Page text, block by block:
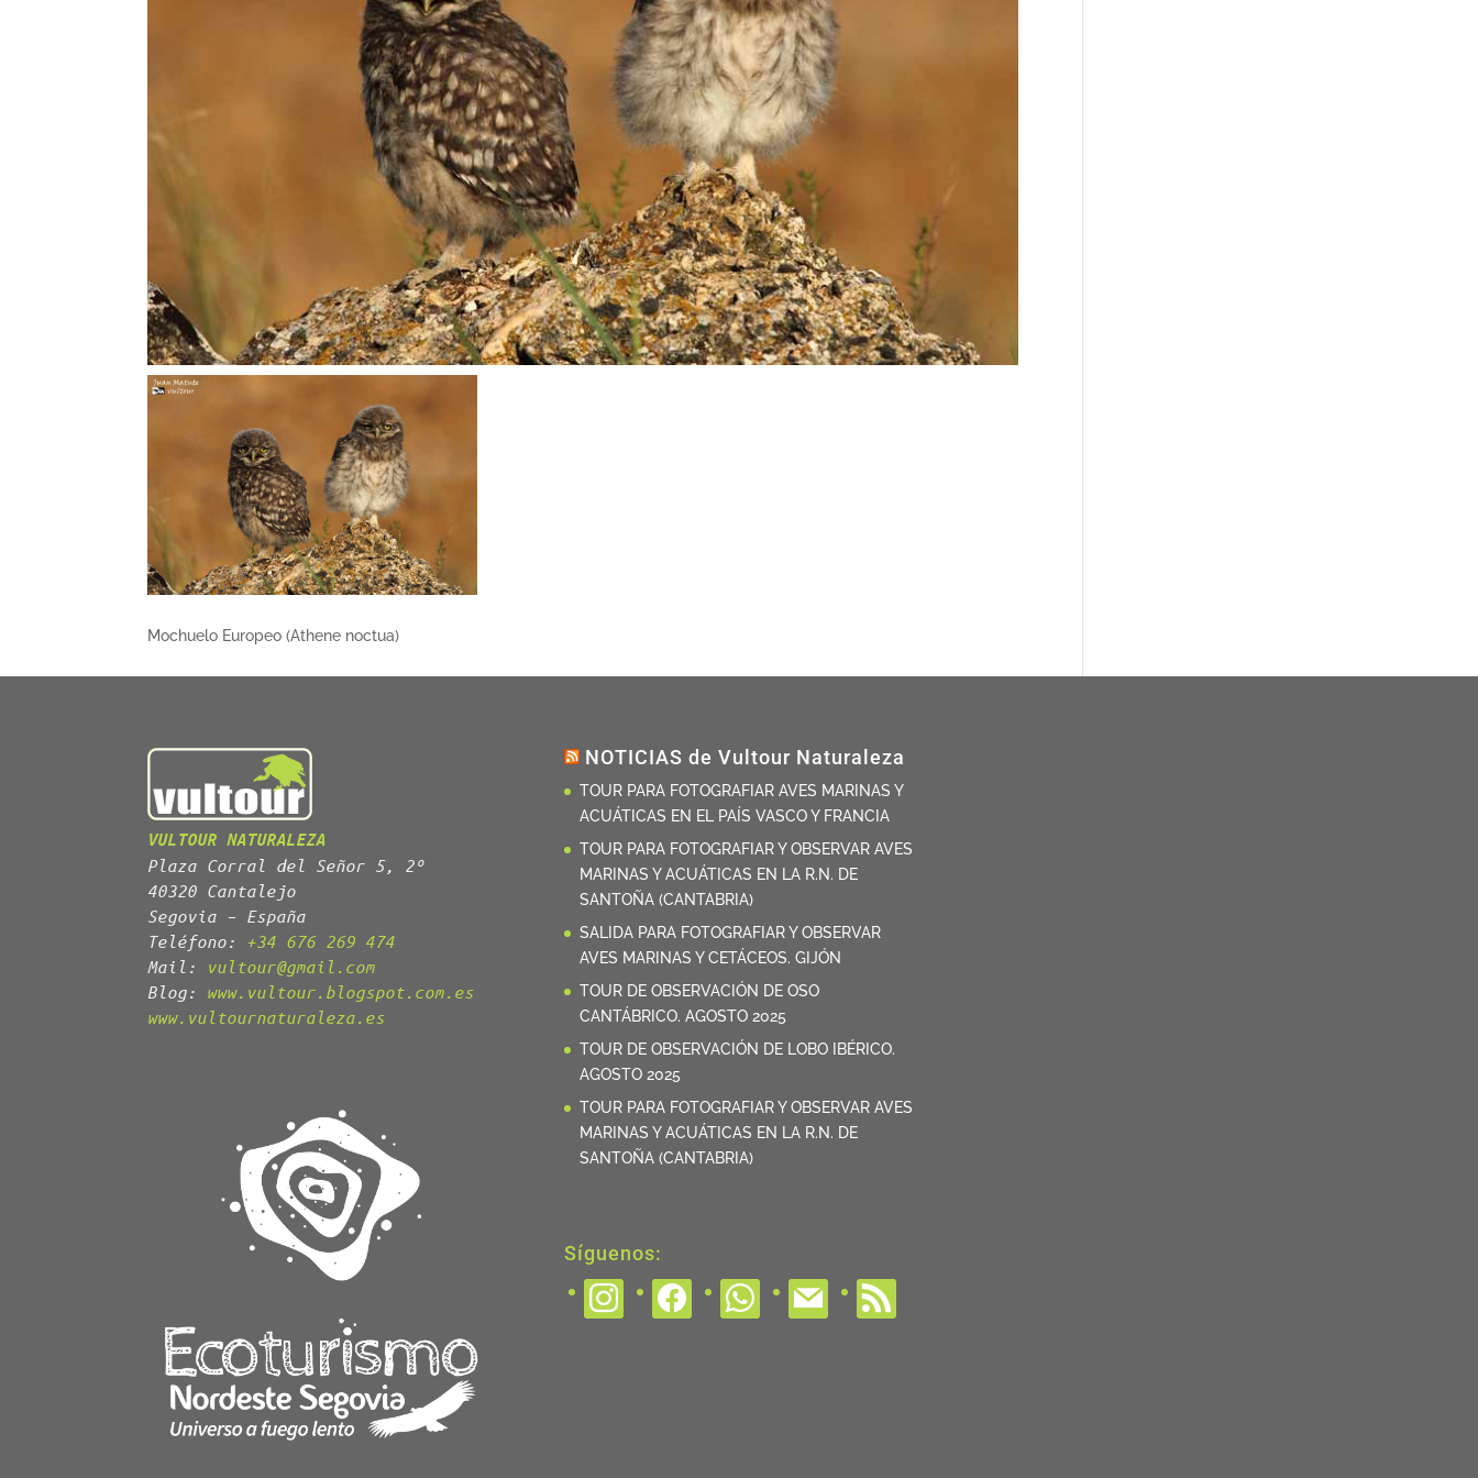
Mochuelo Europeo (Athene noctua)
VULTOUR NATURALEZA
Plaza Corral del Señor 5, 2º
40320 Cantalejo
Segovia – España
Teléfono: +34 676 269 474
Mail: vultour@gmail.com
Blog: www.vultour.blogspot.com.es
www.vultournaturaleza.es
NOTICIAS de Vultour Naturaleza
TOUR PARA FOTOGRAFIAR AVES MARINAS Y
ACUÁTICAS EN EL PAÍS VASCO Y FRANCIA
TOUR PARA FOTOGRAFIAR Y OBSERVAR AVES
MARINAS Y ACUÁTICAS EN LA R.N. DE
SANTOÑA (CANTABRIA)
SALIDA PARA FOTOGRAFIAR Y OBSERVAR
AVES MARINAS Y CETÁCEOS. GIJÓN
TOUR DE OBSERVACIÓN DE OSO
CANTÁBRICO. AGOSTO 2025
TOUR DE OBSERVACIÓN DE LOBO IBÉRICO.
AGOSTO 2025
TOUR PARA FOTOGRAFIAR Y OBSERVAR AVES
MARINAS Y ACUÁTICAS EN LA R.N. DE
SANTOÑA (CANTABRIA)
Síguenos:
instagram facebook whatsapp mail rss